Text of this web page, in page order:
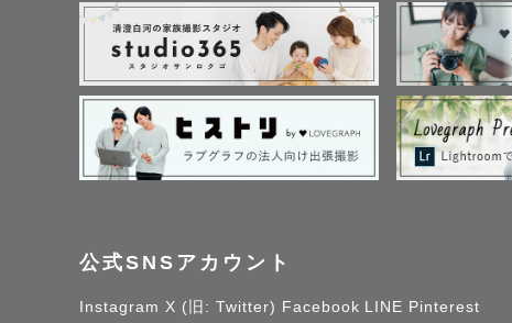
お願いします
【お願い3】
アートニューボーン撮
産後のお日にち調整は
公式SNSアカウント
Instagram X (旧: Twitter) Facebook LINE Pinterest